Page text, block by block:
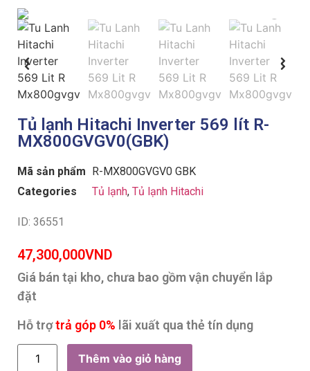
Tủ lạnh Hitachi Inverter 569 lít R-
MX800GVGV0(GBK)
Mã sản phẩm R-MX800GVGV0 GBK
Categories
Tủ lạnh, Tủ lạnh Hitachi
ID: 36551
47,300,000VND
Giá bán tại kho, chưa bao gồm vận chuyển lắp
đặt
Hỗ trợtrả góp 0% lãi xuất qua thẻ tín dụng
Thêm vào giỏ hàng